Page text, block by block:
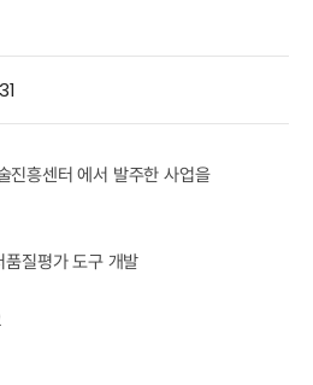
진흥센터 에서 발주한 사업을
질평가 도구 개발